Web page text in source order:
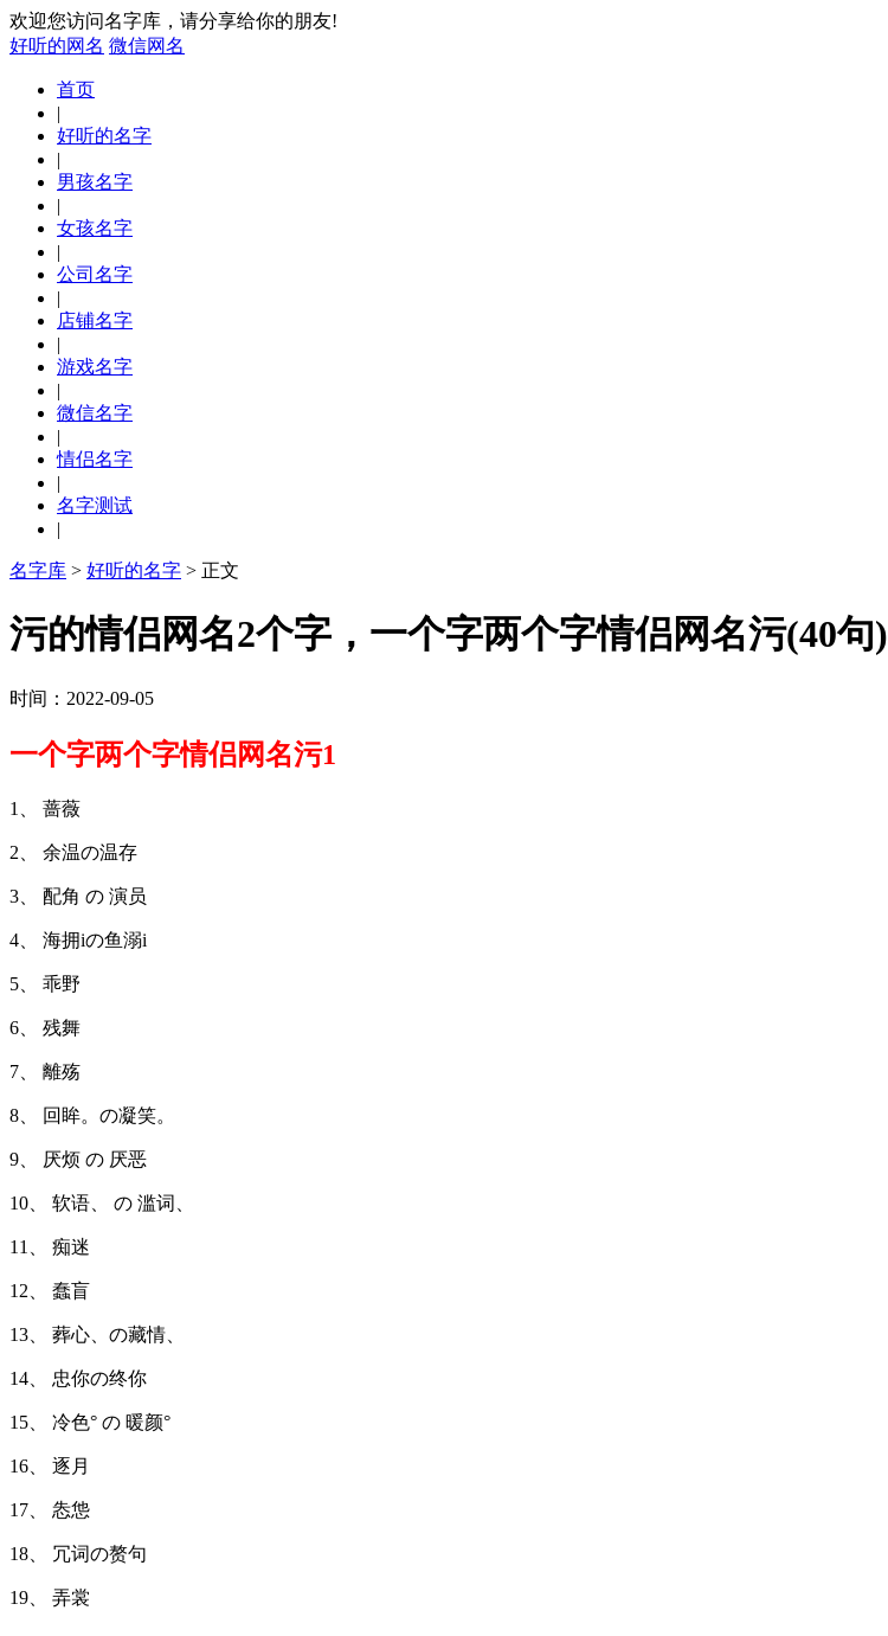
欢迎您访问名字库，请分享给你的朋友!
好听的网名 微信网名
首页
|
好听的名字
|
男孩名字
|
女孩名字
|
公司名字
|
店铺名字
|
游戏名字
|
微信名字
|
情侣名字
|
名字测试
|
名字库 > 好听的名字 > 正文
污的情侣网名2个字，一个字两个字情侣网名污(40句)
时间：2022-09-05
一个字两个字情侣网名污1
1、 蔷薇
2、 余温の温存
3、 配角 の 演员
4、 海拥iの鱼溺i
5、 乖野
6、 残舞
7、 離殇
8、 回眸。の凝笑。
9、 厌烦 の 厌恶
10、 软语、 の 滥词、
11、 痴迷
12、 蠢盲
13、 葬心、の藏情、
14、 忠你の终你
15、 冷色° の 暖颜°
16、 逐月
17、 怣怹
18、 冗词の赘句
19、 弄裳